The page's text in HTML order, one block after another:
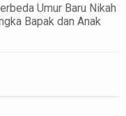
Umur Baru Nikah
Bapak dan Anak